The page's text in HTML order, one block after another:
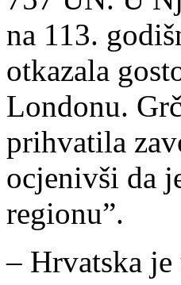
na 113.
otkazala
Londonu.
prihvatila
ocjenivši da
regionu”.
– Hrvatska